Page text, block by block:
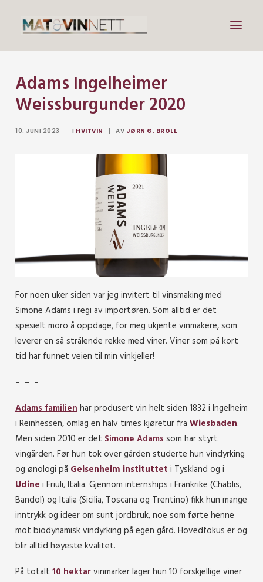
Mat
Drikke
Adams Ingelheimer
Weissburgunder 2020
10. JUNI 2023 | I HVITVIN | AV JØRN G. BROLL
For noen uker siden var jeg invitert til vinsmaking med
Simone Adams i regi av importøren. Som alltid er det
spesielt moro å oppdage, for meg ukjente vinmakere, som
leverer en så strålende rekke med viner. Viner som på kort
tid har funnet veien til min vinkjeller!
– – –
Adams familienhar produsert vin helt siden 1832 i Ingelheim
i Reinhessen, omlag en halv times kjøretur fra Wiesbaden.
Men siden 2010 er det Simone Adams som har styrt
vingården. Før hun tok over gården studerte hun vindyrking
og ønologi på Geisenheim institutteti Tyskland og i
Udinei Friuli, Italia. Gjennom internships i Frankrike (Chablis,
Bandol) og Italia (Sicilia, Toscana og Trentino) fikk hun mange
inntrykk og ideer om sunt jordbruk, noe som førte henne
mot biodynamisk vindyrking på egen gård. Hovedfokus er og
blir alltid høyeste kvalitet.
På totalt 10 hektarvinmarker lager hun 10 forskjellige viner